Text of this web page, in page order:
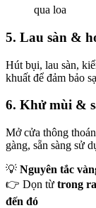
panel
panel
panel
qua loa
5. Lau sàn &
Hút bụi, lau sàn,
khuất để đảm bảo
6. Khử mùi &
Mở cửa thông
gàng, sẵn sàng sử
💡 Nguyên tắc
👉 Dọn từ trong
đến đó